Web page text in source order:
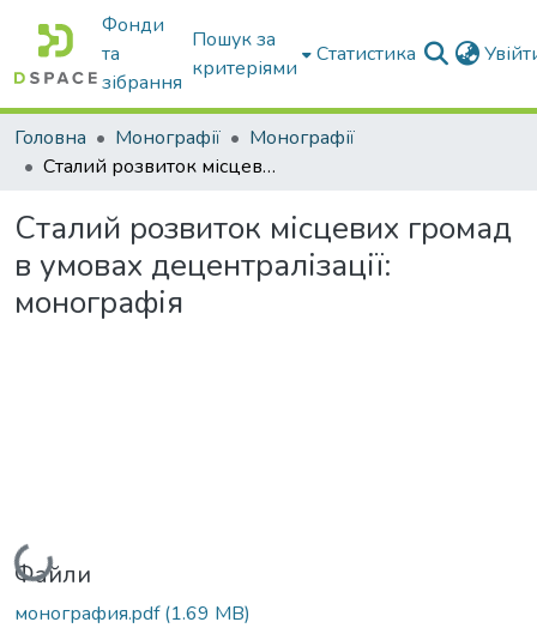
Фонди
та
зібрання
Пошук за
критеріями
Статистика
Головна Монографії
Монографії
Сталий розвиток місцевих громад в умовах децентралізації: монографія
Сталий розвиток місцевих громад
в умовах децентралізації:
монографія
Вантажиться...
Файли
монография.pdf(1.69 MB)